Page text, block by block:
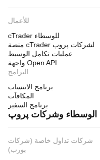
للأعمال
cTrader للوسطاء
منصة cTrader لشركات پروپ
عمليات تكامل الوسيط
واجهة Open API
البرامج
برنامج الانتساب
المكافآت
برنامج السفير
الوسطاء وشركات پروپ
شركات تداول خاصة (شركات
بورب)